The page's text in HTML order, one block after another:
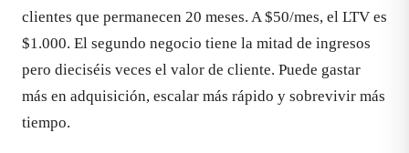
clientes que permanecen 20 meses. A $50/mes, el LTV es
$1.000. El segundo negocio tiene la mitad de ingresos
pero dieciséis veces el valor de cliente. Puede gastar
más en adquisición, escalar más rápido y sobrevivir más
tiempo.